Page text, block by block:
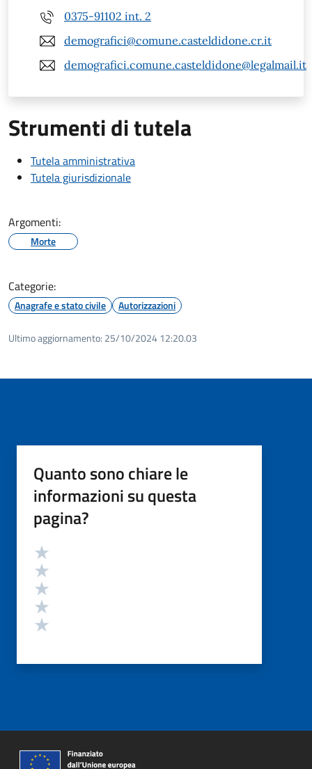
0375-91102 int. 2
demografici@comune.casteldidone.cr.it
demografici.comune.casteldidone@legalmail.it
Strumenti di tutela
Tutela amministrativa
Tutela giurisdizionale
Argomenti:
Morte
Categorie:
Anagrafe e stato civile Autorizzazioni
Ultimo aggiornamento: 25/10/2024 12:20.03
Quanto sono chiare le
informazioni su questa
pagina?
Valutazione